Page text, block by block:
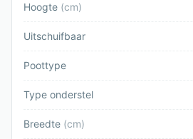
Hoogte (cm)
Uitschuifbaar
Poottype
Type onderstel
Breedte (cm)